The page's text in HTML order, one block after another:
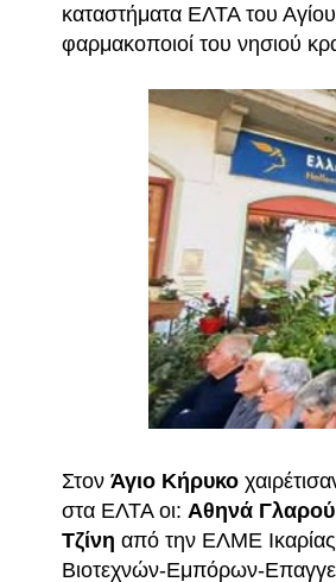
καταστήματα ΕΛΤΑ του
φαρμακοποιοί του νησιού
Στον Άγιο Κήρυκο
στα ΕΛΤΑ οι: Αθηνά Γλαρού
Τζίνη από την ΕΛΜΕ
Βιοτεχνών-Εμπόρων-